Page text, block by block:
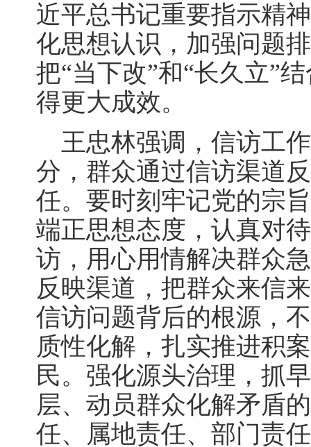
近平总书记重要指示精
化思想认识，加强问题
把“当下改”和“长久立”
得更大成效。
王忠林强调，信访工
分，群众通过信访渠道
任。要时刻牢记党的宗
端正思想态度，认真对
访，用心用情解决群众
反映渠道，把群众来信
信访问题背后的根源，
质性化解，扎实推进积
民。强化源头治理，抓
层、动员群众化解矛盾
任、属地责任、部门责